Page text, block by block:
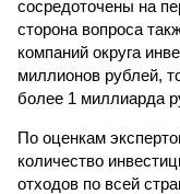
сосредоточены на
сторона вопроса
компаний округа
миллионов рублей,
более 1 миллиарда
По оценкам
количество
отходов по всей